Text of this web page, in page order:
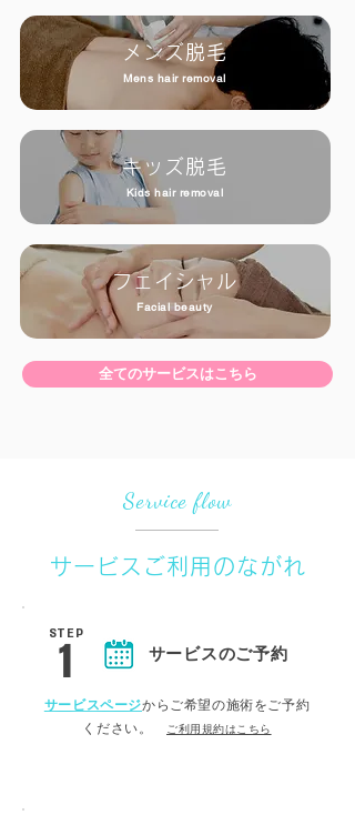
メンズ脱毛
Mens hair removal
キッズ脱毛
Kids hair removal
フェイシャル
Facial beauty
全てのサービスはこちら
Service flow
サービスご利用のながれ
STEP
1 サービスのご予約
サービスページからご希望の施術をご予約
ください。
ご利用規約はこちら